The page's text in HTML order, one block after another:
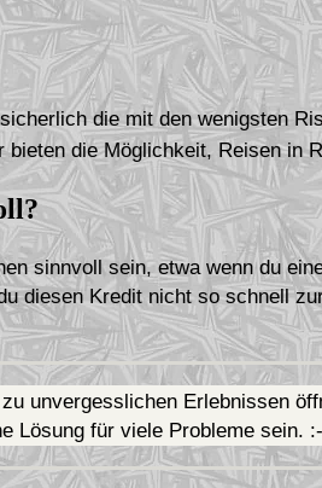
die mit den wenigsten
bieten die Möglichkeit, Reisen in
sinnvoll sein, etwa wenn du
diesen Kredit nicht so schnell
unvergesslichen Erlebnissen
Lösung für viele Probleme sein.